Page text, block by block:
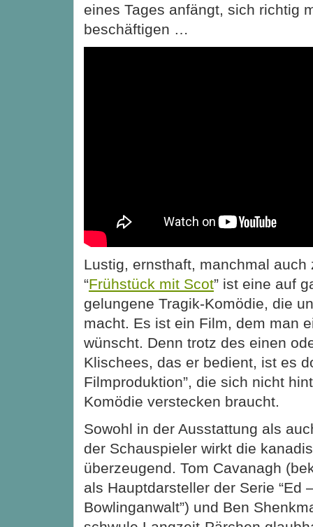
eines Tages anfängt, sich richtig
beschäftigen …
Lustig, ernsthaft, manchmal auch
“Frühstück mit Scot” ist eine auf
gelungene Tragik-Komödie, die
macht. Es ist ein Film, dem man
wünscht. Denn trotz des einen
Klischees, das er bedient, ist es
Filmproduktion”, die sich nicht
Komödie verstecken braucht.
Sowohl in der Ausstattung als
der Schauspieler wirkt die
überzeugend. Tom Cavanagh
als Hauptdarsteller der Serie “Ed
Bowlinganwalt”) und Ben